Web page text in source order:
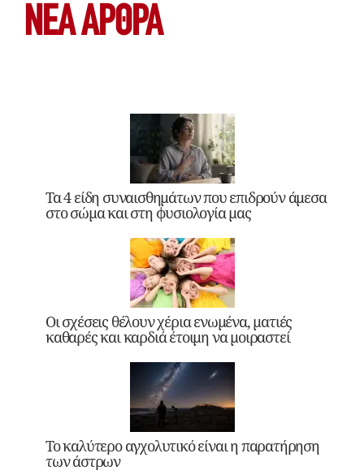
ΝΕΑ ΆΡΘΡΑ
Τα 4 είδη συναισθημάτων που επιδρούν άμεσα
στο σώμα και στη φυσιολογία μας
Οι σχέσεις θέλουν χέρια ενωμένα, ματιές
καθαρές και καρδιά έτοιμη να μοιραστεί
Το καλύτερο αγχολυτικό είναι η παρατήρηση
των άστρων